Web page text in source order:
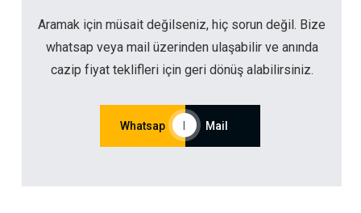
Aramak için müsait değilseniz, hiç sorun değil. Bize
whatsap veya mail üzerinden ulaşabilir ve anında
cazip fiyat teklifleri için geri dönüş alabilirsiniz.
Whatsap Mail